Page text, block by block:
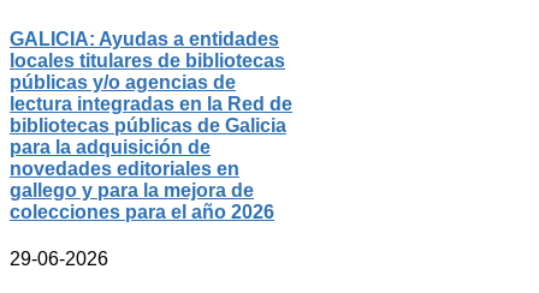
GALICIA: Ayudas a entidades
locales titulares de bibliotecas
públicas y/o agencias de
lectura integradas en la Red de
bibliotecas públicas de Galicia
para la adquisición de
novedades editoriales en
gallego y para la mejora de
colecciones para el año 2026
29-06-2026